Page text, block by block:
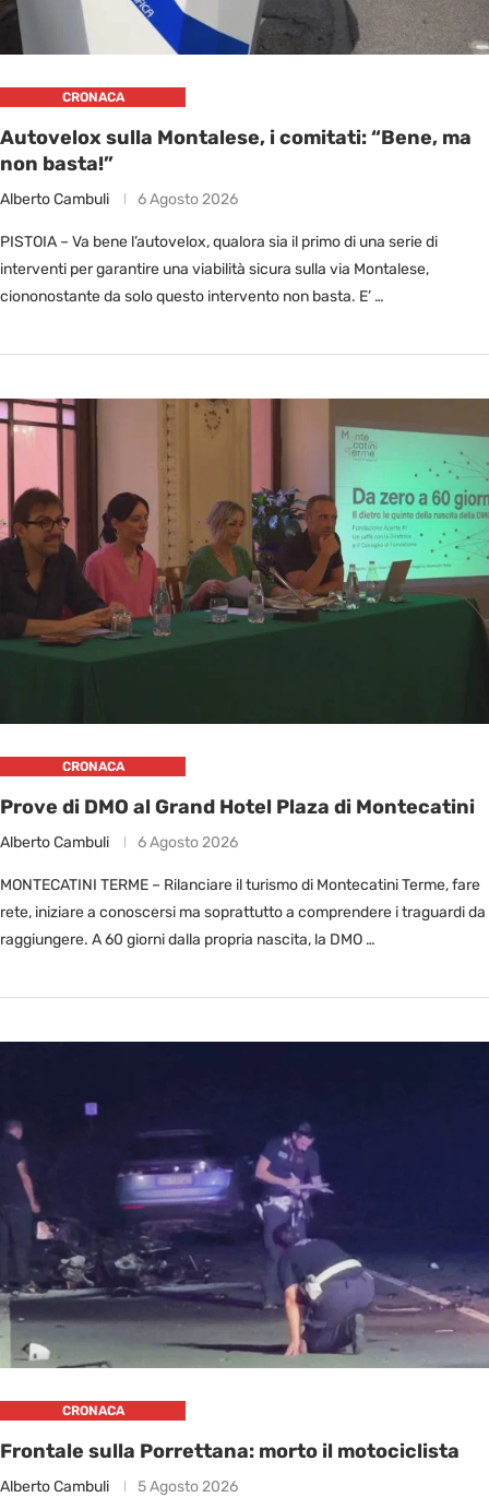
CRONACA
Autovelox sulla Montalese, i comitati: “Bene, ma
non basta!”
Alberto Cambuli 6 Agosto 2026
PISTOIA – Va bene l’autovelox, qualora sia il primo di una serie di
interventi per garantire una viabilità sicura sulla via Montalese,
ciononostante da solo questo intervento non basta. E’ …
CRONACA
Prove di DMO al Grand Hotel Plaza di Montecatini
Alberto Cambuli 6 Agosto 2026
MONTECATINI TERME – Rilanciare il turismo di Montecatini Terme, fare
rete, iniziare a conoscersi ma soprattutto a comprendere i traguardi da
raggiungere. A 60 giorni dalla propria nascita, la DMO …
CRONACA
Frontale sulla Porrettana: morto il motociclista
Alberto Cambuli 5 Agosto 2026